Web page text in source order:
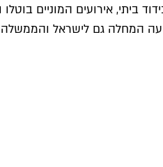
ששבו מחו"ל לבידוד ביתי,
הגיעה המחלה גם לישראל